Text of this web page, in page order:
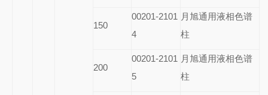
150
00201-2101
4
月旭通用液相色谱
柱
200
00201-2101
5
月旭通用液相色谱
柱